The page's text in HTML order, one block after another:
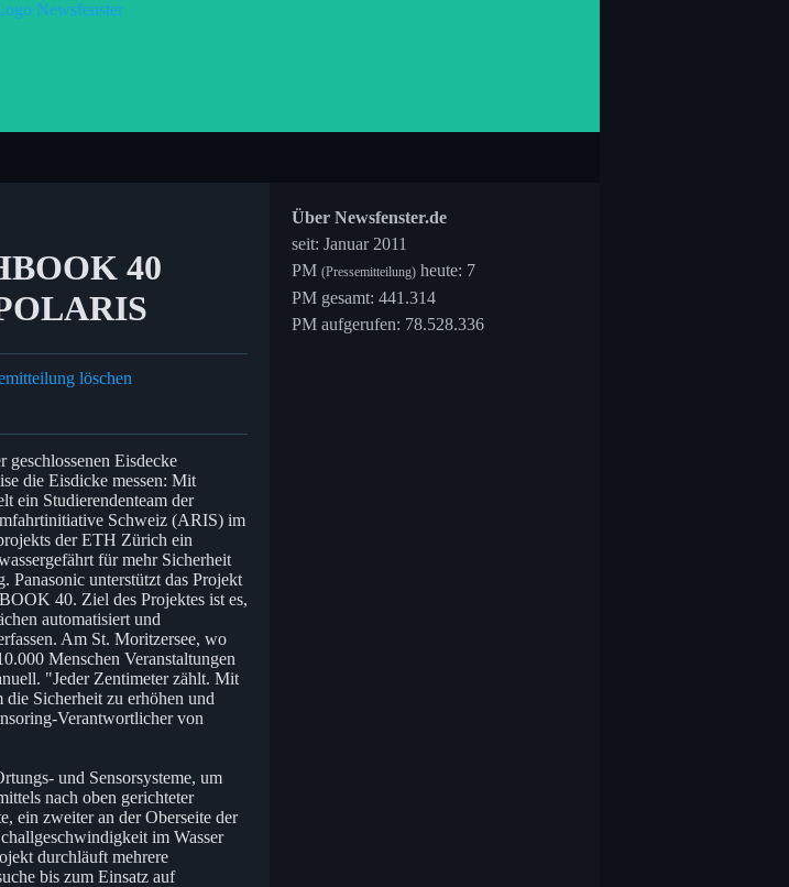
40
löschen
geschlossenen Eisdecke
die Eisdicke messen: Mit
ein Studierendenteam der
Schweiz (ARIS) im
der ETH Zürich ein
für mehr Sicherheit
Panasonic unterstützt das Projekt
40. Ziel des Projektes ist es,
automatisiert und
Am St. Moritzersee, wo
Menschen Veranstaltungen
"Jeder Zentimeter zählt. Mit
Sicherheit zu erhöhen und
Verantwortlicher von
und Sensorsysteme, um
nach oben gerichteter
ein zweiter an der Oberseite der
im Wasser
durchläuft mehrere
bis zum Einsatz auf
Über Newsfenster.de
seit: Januar 2011
PM (Pressemitteilung) heute: 7
PM gesamt: 441.314
PM aufgerufen: 78.528.336